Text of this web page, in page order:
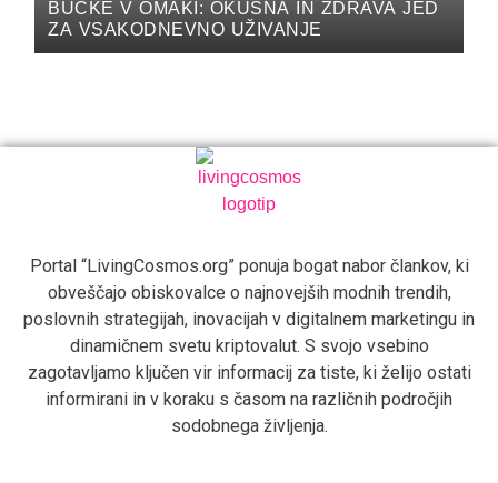
BUČKE V OMAKI: OKUSNA IN ZDRAVA JED
ZA VSAKODNEVNO UŽIVANJE
Portal “LivingCosmos.org” ponuja bogat nabor člankov, ki
obveščajo obiskovalce o najnovejših modnih trendih,
poslovnih strategijah, inovacijah v digitalnem marketingu in
dinamičnem svetu kriptovalut. S svojo vsebino
zagotavljamo ključen vir informacij za tiste, ki želijo ostati
informirani in v koraku s časom na različnih področjih
sodobnega življenja.